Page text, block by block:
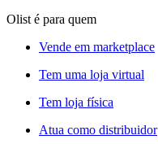
Olist é para quem
Vende em marketplace
Tem uma loja virtual
Tem loja física
Atua como distribuidor